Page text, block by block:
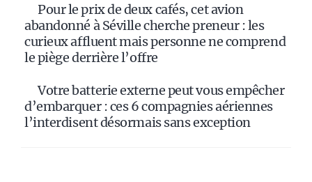
Pour le prix de deux cafés, cet avion
abandonné à Séville cherche preneur : les
curieux affluent mais personne ne comprend
le piège derrière l’offre
Votre batterie externe peut vous empêcher
d’embarquer : ces 6 compagnies aériennes
l’interdisent désormais sans exception